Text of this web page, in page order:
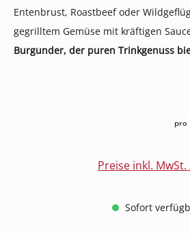
Entenbrust, Roastbeef oder
gegrilltem Gemüse mit kräftigen
Burgunder, der puren Trinkgenuss
pro
Preise inkl.
Sofort